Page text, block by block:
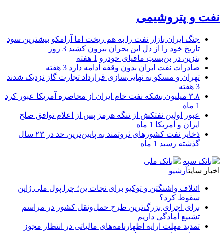
نفت و پتروشیمی
جنگ ایران بازار نفت را به هم ریخت اما آرامکو بیشترین سود
تاریخ خود را از دل این بحران بیرون کشید 3 روز
بنزین در بن‌بستِ مافیای خودرو 1 هفته
صادرات نفت ایران بدون وقفه ادامه دارد 3 هفته
تهران و مسکو به نهایی‌سازی قرارداد تجارت گاز نزدیک شدند
3 هفته
۳.۸ میلیون بشکه نفت خام ایران از محاصره آمریکا عبور کرد
1 ماه
عبور اولین نفتکش از تنگه هرمز پس از اعلام توافق صلح
ایران و آمریکا 1 ماه
ذخایر نفت کشورهای ثروتمند به پایین‌ترین حد در ۲۳ سال
گذشته رسید 1 ماه
اخبار سایتآرشیو
ائتلاف واشنگتن و توکیو برای نجات ین؛ چرا پول ملی ژاپن
سقوط کرد؟
برای اجرای بزرگ‌ترین طرح حمل‌ونقل کشور در مراسم
تشییع آمادگی داریم
تمدید مهلت ارایه اظهارنامه‌های مالیاتی در انتظار مجوز